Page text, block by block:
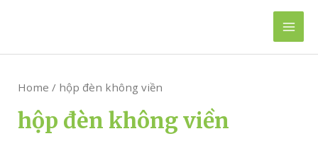
Main
Home / hộp đèn không viền
hộp đèn không viền